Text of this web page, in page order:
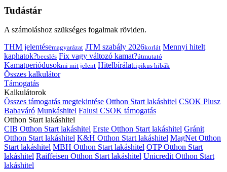
Tudástár
A számoláshoz szükséges fogalmak röviden.
THM jelentésemagyarázat JTM szabály 2026korlát Mennyi hitelt
kaphatok?becslés Fix vagy változó kamat?útmutató
Kamatperiódusokmi mit jelent Hitelbírálattipikus hibák
Összes kalkulátor
Támogatás
Kalkulátorok
Összes támogatás megtekintése Otthon Start lakáshitel CSOK Plusz
Babaváró Munkáshitel Falusi CSOK támogatás
Otthon Start lakáshitel
CIB Otthon Start lakáshitel Erste Otthon Start lakáshitel Gránit
Otthon Start lakáshitel K&H Otthon Start lakáshitel MagNet Otthon
Start lakáshitel MBH Otthon Start lakáshitel OTP Otthon Start
lakáshitel Raiffeisen Otthon Start lakáshitel Unicredit Otthon Start
lakáshitel